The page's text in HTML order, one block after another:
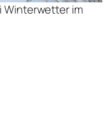
Winterwetter im